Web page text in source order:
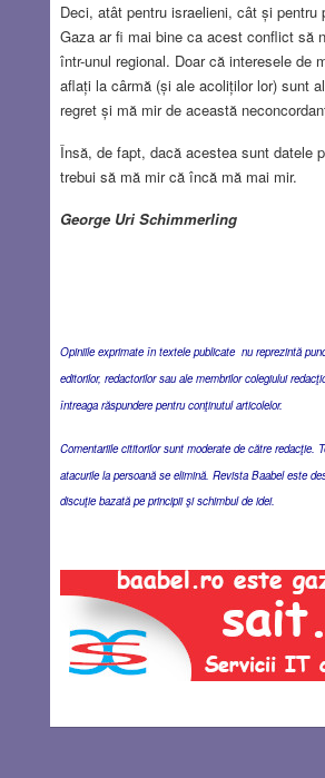
Deci, atât pentru israelieni, cât și pentru
Gaza ar fi mai bine ca acest conflict să
într-unul regional. Doar că interesele de
aflați la cârmă (și ale acoliților lor) sunt
regret și mă mir de această
Însă, de fapt, dacă acestea sunt datele
trebui să mă mir că încă mă mai mir.
George Uri Schimmerling
Opiniile exprimate în textele publicate nu reprezintă
editorilor, redactorilor sau ale membrilor colegiului
întreaga răspundere pentru conţinutul articolelor.
Comentariile cititorilor sunt moderate de către redacţie.
atacurile la persoană se elimină. Revista Baabel este
discuţie bazată pe principii şi schimbul de idei.